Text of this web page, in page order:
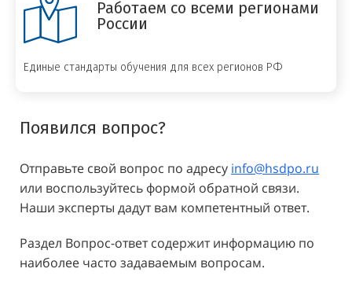
Работаем со всеми регионами
России
Единые стандарты обучения для всех регионов РФ
Появился вопрос?
Отправьте свой вопрос по адресу info@hsdpo.ru
или воспользуйтесь формой обратной связи.
Наши эксперты дадут вам компетентный ответ.
Раздел Вопрос-ответ содержит информацию по
наиболее часто задаваемым вопросам.